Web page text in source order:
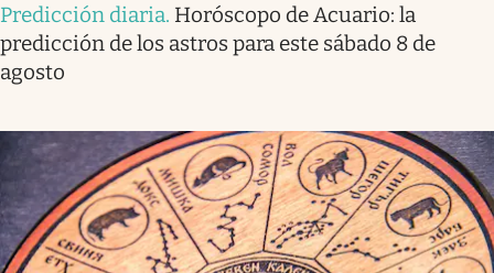
Predicción diaria. Horóscopo de Acuario: la
predicción de los astros para este sábado 8 de
agosto